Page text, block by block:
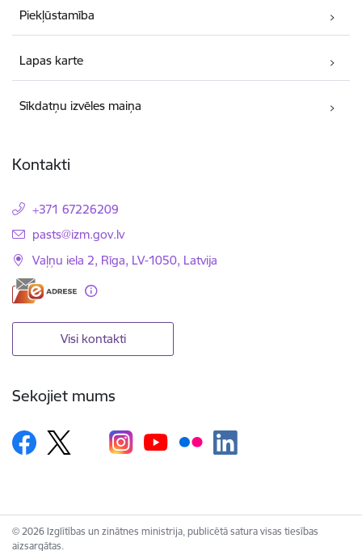
Piekļūstamība
Lapas karte
Sīkdatņu izvēles maiņa
Kontakti
+371 67226209
E-pasts:
pasts@izm.gov.lv
Vaļņu iela 2, Rīga, LV-1050, Latvija
Visi kontakti
Sekojiet mums
© 2026 Izglītības un zinātnes ministrija, publicētā satura visas tiesības
aizsargātas.